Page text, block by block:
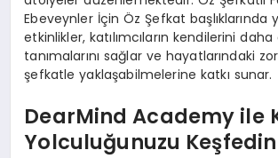
Ebeveynler İçin Öz Şefkat başlıklarında
etkinlikler, katılımcıların kendilerini
tanımalarını sağlar ve hayatlarındaki
şefkatle yaklaşabilmelerine katkı sunar.
DearMind Academy ile
Yolculuğunuzu Keşfedin